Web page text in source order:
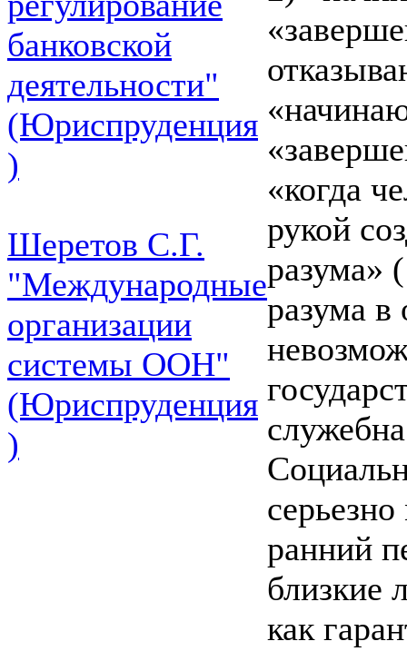
банковской
деятельности"
(Юриспруденция
)
Шеретов С.Г.
"Международные
организации
системы ООН"
(Юриспруденция
)
«когда
рукой
разума»
разума
ранний
близкие
как